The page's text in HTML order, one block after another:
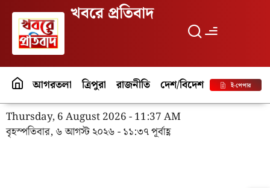
খবরে প্রতিবাদ
আগরতলা ত্রিপুরা রাজনীতি দেশ/বিদেশ পর্যটনই-পেপার
Thursday, 6 August 2026 - 11:37 AM
বৃহস্পতিবার, ৬ আগস্ট ২০২৬ - ১১:৩৭ পূর্বাহ্ণ